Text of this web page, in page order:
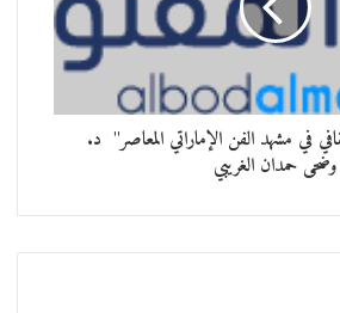
في مشهد الفن الإماراتي المعاصر" د.
وضحى حمدان الغريبي